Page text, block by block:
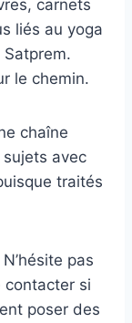
carnets
liés au yoga
le chemin.
chaîne
avec
traités
pas
contacter si
poser des